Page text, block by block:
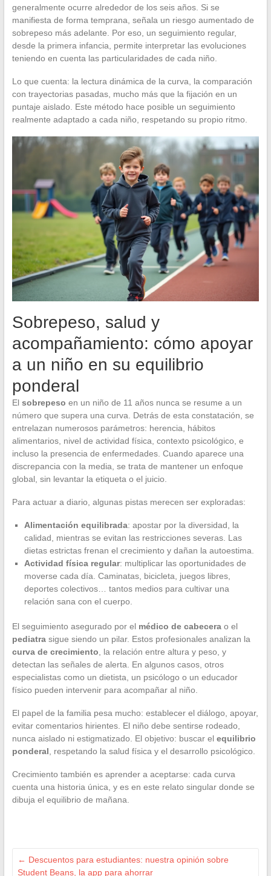
generalmente ocurre alrededor de los seis años. Si se
manifiesta de forma temprana, señala un riesgo aumentado de
sobrepeso más adelante. Por eso, un seguimiento regular,
desde la primera infancia, permite interpretar las evoluciones
teniendo en cuenta las particularidades de cada niño.
Lo que cuenta: la lectura dinámica de la curva, la comparación
con trayectorias pasadas, mucho más que la fijación en un
puntaje aislado. Este método hace posible un seguimiento
realmente adaptado a cada niño, respetando su propio ritmo.
Sobrepeso, salud y
acompañamiento: cómo apoyar
a un niño en su equilibrio
ponderal
El sobrepeso en un niño de 11 años nunca se resume a un
número que supera una curva. Detrás de esta constatación, se
entrelazan numerosos parámetros: herencia, hábitos
alimentarios, nivel de actividad física, contexto psicológico, e
incluso la presencia de enfermedades. Cuando aparece una
discrepancia con la media, se trata de mantener un enfoque
global, sin levantar la etiqueta o el juicio.
Para actuar a diario, algunas pistas merecen ser exploradas:
Alimentación equilibrada: apostar por la diversidad, la
calidad, mientras se evitan las restricciones severas. Las
dietas estrictas frenan el crecimiento y dañan la autoestima.
Actividad física regular: multiplicar las oportunidades de
moverse cada día. Caminatas, bicicleta, juegos libres,
deportes colectivos… tantos medios para cultivar una
relación sana con el cuerpo.
El seguimiento asegurado por el médico de cabecerao el
pediatrasigue siendo un pilar. Estos profesionales analizan la
curva de crecimiento , la relación entre altura y peso, y
detectan las señales de alerta. En algunos casos, otros
especialistas como un dietista, un psicólogo o un educador
físico pueden intervenir para acompañar al niño.
El papel de la familia pesa mucho: establecer el diálogo, apoyar,
evitar comentarios hirientes. El niño debe sentirse rodeado,
nunca aislado ni estigmatizado. El objetivo: buscar el equilibrio
ponderal , respetando la salud física y el desarrollo psicológico.
Crecimiento también es aprender a aceptarse: cada curva
cuenta una historia única, y es en este relato singular donde se
dibuja el equilibrio de mañana.
← Descuentos para estudiantes: nuestra opinión sobre
Student Beans, la app para ahorrar